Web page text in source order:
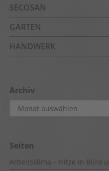
SECOSAN
GARTEN
HANDWERK
Archiv
Archiv
Seiten
Arbeitsklima – Hitze in Büro